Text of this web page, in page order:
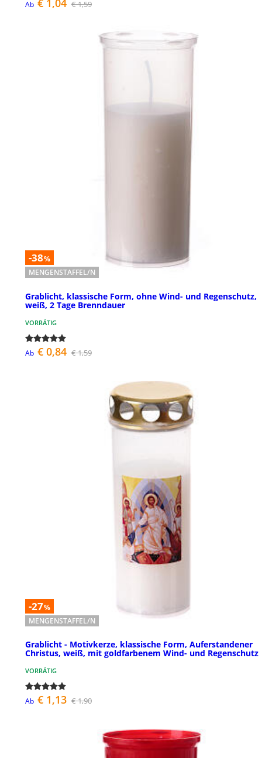
Ab € 1,04 € 1,59
-38%
MENGENSTAFFEL/N
Grablicht, klassische Form, ohne Wind- und Regenschutz,
weiß, 2 Tage Brenndauer
VORRÄTIG
Ab € 0,84 € 1,59
-27%
MENGENSTAFFEL/N
Grablicht - Motivkerze, klassische Form, Auferstandener
Christus, weiß, mit goldfarbenem Wind- und Regenschutz
VORRÄTIG
Ab € 1,13 € 1,90